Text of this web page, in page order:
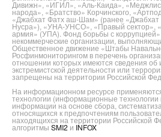
Дивижн», «ИГИЛ», «Аль-Каида», «Меджлис
народа», «Братство» Корчинского,
«Джабхат Фатх аш-Шам» (ранее «Джабхат
Нусра»), «УНА-УНСО», «Правый сектор»,
армия» (УПА). Фонд борьбы с
некоммерческие организации,
Общественное движение «Штабы
Росфинмониторингом в перечень
отношении которых имеются сведения об
экстремистской деятельности или
запрещены на территории Российской
На информационном ресурсе
технологии (информационные технологии
информации на основе сбора,
относящихся к предпочтениям
находящихся на территории Российской
алгоритмы SMI2 и INFOX